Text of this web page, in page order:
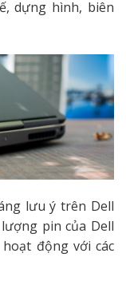
dựng hình, biên
lưu ý trên Dell
pin của Dell
động với các